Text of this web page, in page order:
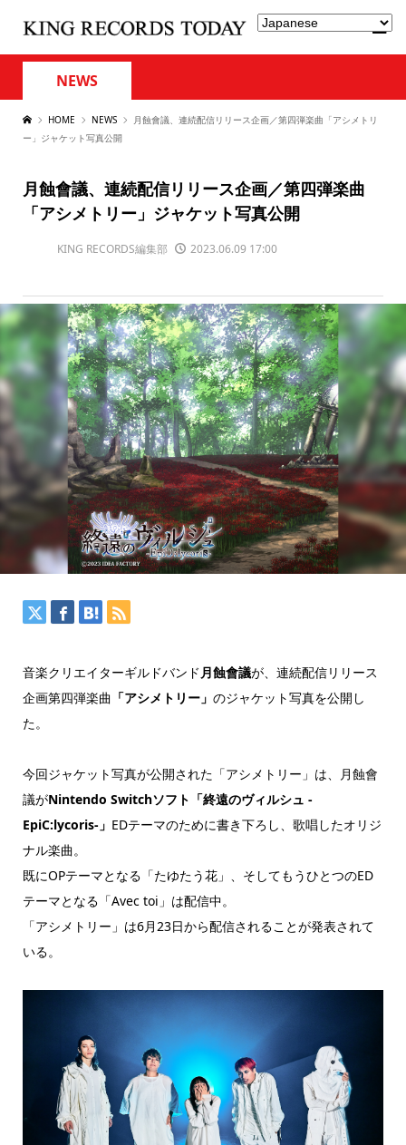
NEWS
HOME NEWS
月蝕會議、連続配信リリース企画／第四弾楽曲「アシメトリ
ー」ジャケット写真公開
月蝕會議、連続配信リリース企画／第四弾楽曲
「アシメトリー」ジャケット写真公開
KING RECORDS編集部 2023.06.09 17:00
音楽クリエイターギルドバンド 月蝕會議が、連続配信リリース
企画第四弾楽曲 「アシメトリー」 のジャケット写真を公開し
た。
今回ジャケット写真が公開された「アシメトリー」は、月蝕會
議がNintendo Switchソフト「終遠のヴィルシュ -
EpiC:lycoris-」 EDテーマのために書き下ろし、歌唱したオリジ
ナル楽曲。
既にOPテーマとなる「たゆたう花」、そしてもうひとつのED
テーマとなる「Avec toi」は配信中。
「アシメトリー」は6月23日から配信されることが発表されて
いる。